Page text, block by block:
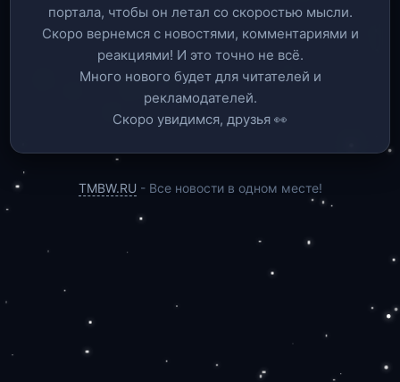
портала, чтобы он летал со скоростью мысли.
Скоро вернемся c новостями, комментариями и
реакциями! И это точно не всё.
Много нового будет для читателей и
рекламодателей.
Скоро увидимся, друзья 👀
TMBW.RU - Все новости в одном месте!